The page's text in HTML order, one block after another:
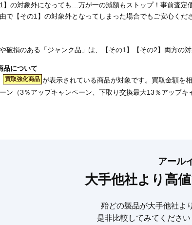
】の対象外になっても…万が一の減額もストップ！事前査定
で【その1】の対象外となってしまった場合でもご安心くだ
破損のある「ジャンク品」は、【その1】【その2】両方の対
品について
買取強化商品 が表示されている商品が対象です。買取金額を
ン（3％アップキャンペーン、下取り交換最大13％アップキ
アール
大手他社より高
殆どの製品が大手他社よ
是非比較してみてください